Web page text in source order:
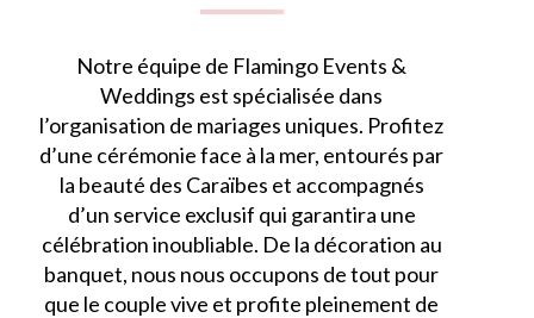
Notre équipe de Flamingo Events &
Weddings est spécialisée dans
l’organisation de mariages uniques. Profitez
d’une cérémonie face à la mer, entourés par
la beauté des Caraïbes et accompagnés
d’un service exclusif qui garantira une
célébration inoubliable. De la décoration au
banquet, nous nous occupons de tout pour
que le couple vive et profite pleinement de